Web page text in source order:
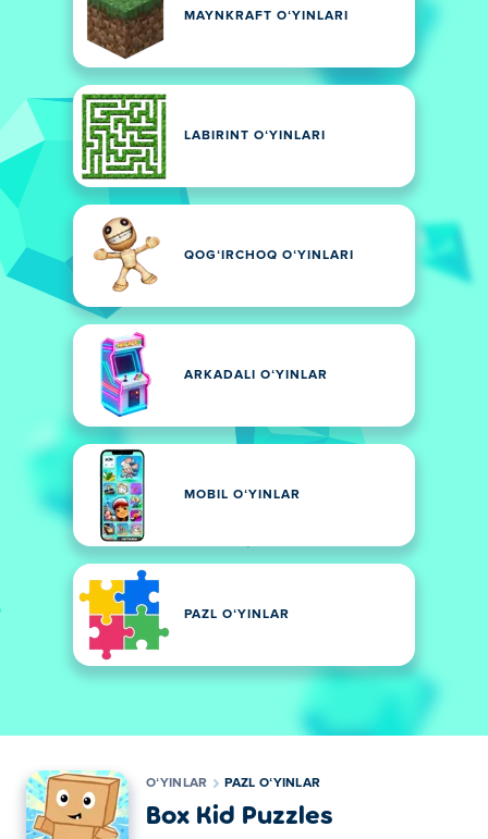
MAYNKRAFT OʻYINLARI
LABIRINT OʻYINLARI
QOGʻIRCHOQ OʻYINLARI
ARKADALI OʻYINLAR
MOBIL OʻYINLAR
PAZL OʻYINLAR
OʻYINLAR PAZL OʻYINLAR
Box Kid Puzzles